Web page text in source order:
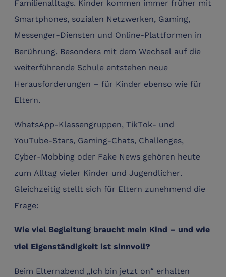
Smartphones, sozialen Netzwerken, Gaming,
Messenger-Diensten und Online-Plattformen in
Berührung. Besonders mit dem Wechsel auf die
weiterführende Schule entstehen neue
Herausforderungen – für Kinder ebenso wie für
Eltern.
WhatsApp-Klassengruppen, TikTok- und
YouTube-Stars, Gaming-Chats, Challenges,
Cyber-Mobbing oder Fake News gehören heute
zum Alltag vieler Kinder und Jugendlicher.
Gleichzeitig stellt sich für Eltern zunehmend die
Frage:
Wie viel Begleitung braucht mein Kind – und wie
viel Eigenständigkeit ist sinnvoll?
Beim Elternabend „Ich bin jetzt on“ erhalten